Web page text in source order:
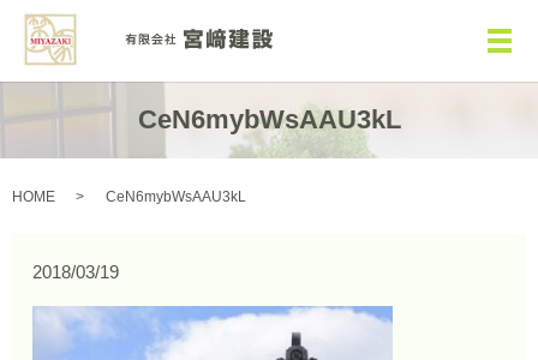
メ
CeN6mybWsAAU3kL
HOME CeN6mybWsAAU3kL
2018/03/19